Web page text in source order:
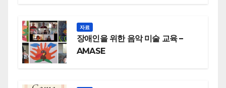
자료
장애인을 위한 음악 미술 교육 –
AMASE